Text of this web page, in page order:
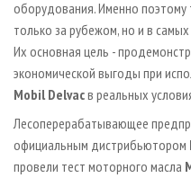
оборудования. Именно поэтому
только за рубежом, но и в
Их основная цель -
экономической выгоды при
Mobil Delvacв реальных
Лесоперерабатывающее
официальным дистрибьютором
провели тест моторного масла